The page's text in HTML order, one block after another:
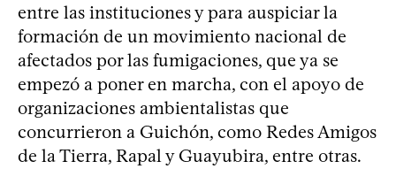
entre las instituciones y para auspiciar la
formación de un movimiento nacional de
afectados por las fumigaciones, que ya se
empezó a poner en marcha, con el apoyo de
organizaciones ambientalistas que
concurrieron a Guichón, como Redes Amigos
de la Tierra, Rapal y Guayubira, entre otras.